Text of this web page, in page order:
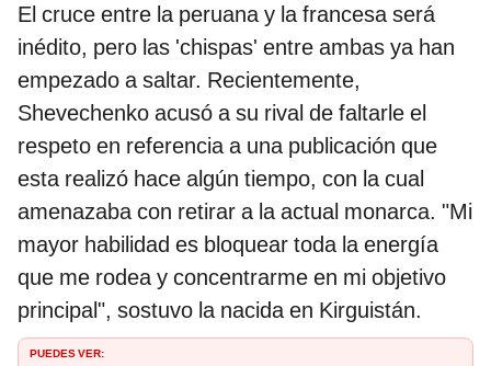
El cruce entre la peruana y la francesa será
inédito, pero las 'chispas' entre ambas ya han
empezado a saltar. Recientemente,
Shevechenko acusó a su rival de faltarle el
respeto en referencia a una publicación que
esta realizó hace algún tiempo, con la cual
amenazaba con retirar a la actual monarca. "Mi
mayor habilidad es bloquear toda la energía
que me rodea y concentrarme en mi objetivo
principal", sostuvo la nacida en Kirguistán.
PUEDES VER: